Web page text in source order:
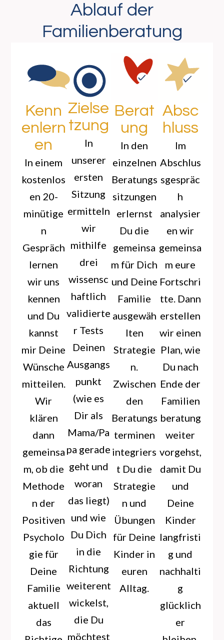
Ablauf der
Familienberatung
Kenn
enlern
en
In einem
kostenlos
en 20-
minütige
n
Gespräch
lernen
wir uns
kennen
und Du
kannst
mir Deine
Wünsche
mitteilen.
Wir
klären
dann
gemeinsa
m, ob die
Methode
n der
Positiven
Psycholo
gie für
Deine
Familie
aktuell
das
Zielse
tzung
In
unserer
ersten
Sitzung
ermitteln
wir
mithilfe
drei
wissensc
haftlich
validierte
r Tests
Deinen
Ausgangs
punkt
(wie es
Dir als
Mama/Pa
pa gerade
geht und
woran
das liegt)
und wie
Du Dich
in die
Richtung
weiterent
wickelst,
die Du
möchtest
Berat
ung
In den
einzelnen
Beratungs
sitzungen
erlernst
Du die
gemeinsa
m für Dich
und Deine
Familie
ausgewäh
lten
Strategie
n.
Zwischen
den
Beratungs
terminen
integriers
t Du die
Strategie
n und
Übungen
für Deine
Kinder in
euren
Alltag.
Absc
hluss
Im
Abschlus
sgespräc
h
analysier
en wir
gemeinsa
m eure
Fortschri
tte. Dann
erstellen
wir einen
Plan, wie
Du nach
Ende der
Familien
beratung
weiter
vorgehst,
damit Du
und
Deine
Kinder
langfristi
g und
nachhalti
g
glücklich
er